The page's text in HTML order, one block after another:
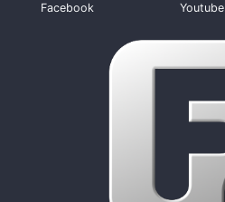
Facebook Youtube